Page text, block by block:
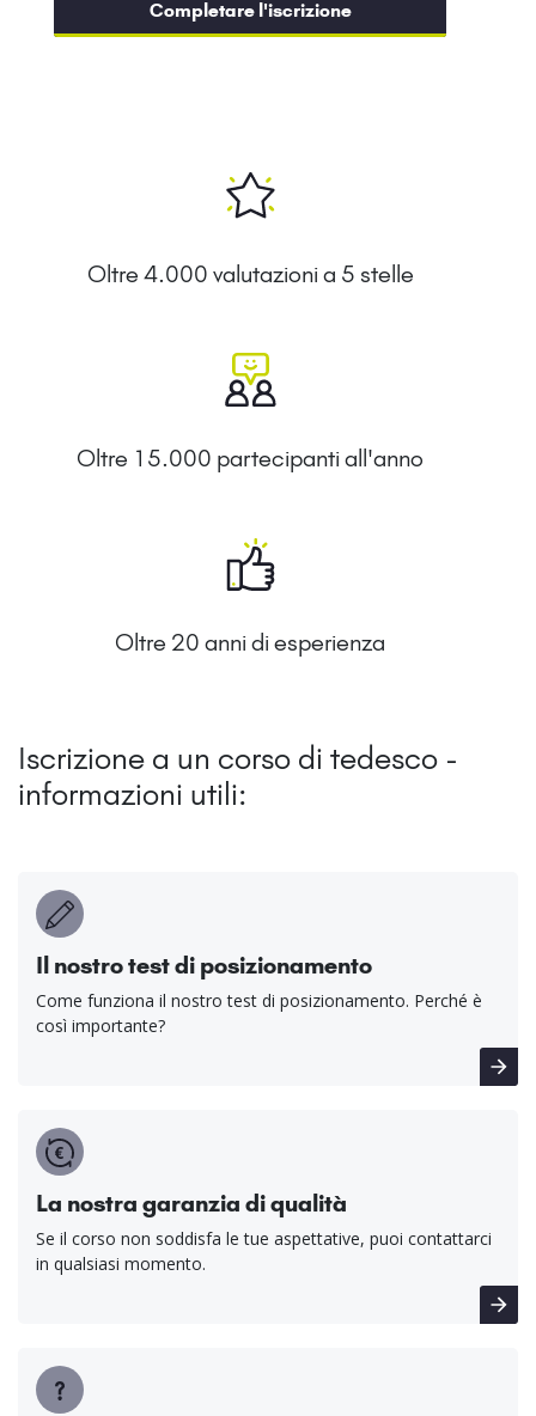
Completare l'iscrizione
Oltre 4.000 valutazioni a 5 stelle
Oltre 15.000 partecipanti all'anno
Oltre 20 anni di esperienza
Iscrizione a un corso di tedesco -
informazioni utili:
Il nostro test di posizionamento
Come funziona il nostro test di posizionamento. Perché è
così importante?
La nostra garanzia di qualità
Se il corso non soddisfa le tue aspettative, puoi contattarci
in qualsiasi momento.